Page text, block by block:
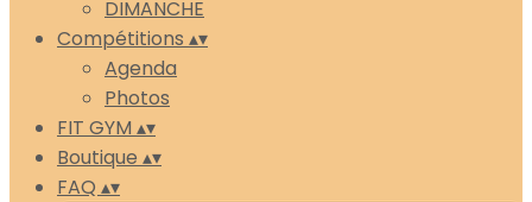
DIMANCHE
Compétitions ▴▾
Agenda
Photos
FIT GYM ▴▾
Boutique ▴▾
FAQ ▴▾